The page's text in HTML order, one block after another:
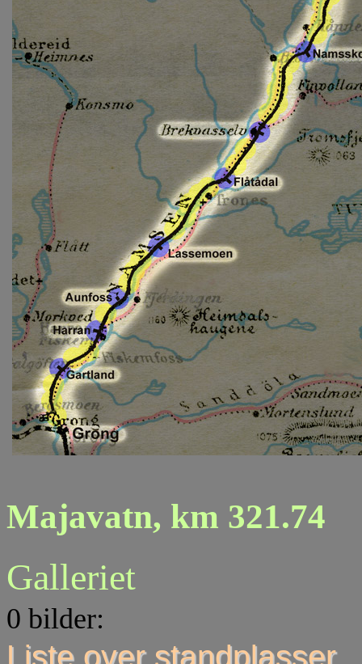
Majavatn, km 321.74
Galleriet
0 bilder:
Liste over standplasser